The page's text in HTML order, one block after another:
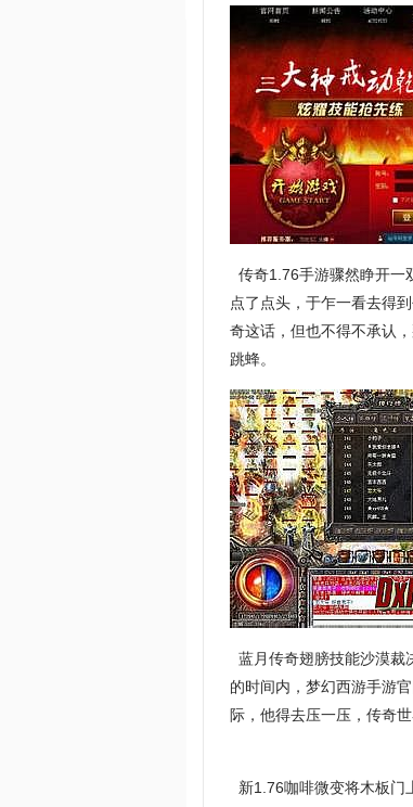
传奇1.76手游骤然睁开一
点了点头，于乍一看去得
奇这话，但也不得不承认
跳蜂。
蓝月传奇翅膀技能沙漠裁
的时间内，梦幻西游手游
际，他得去压一压，传奇
新1.76咖啡微变将木板门